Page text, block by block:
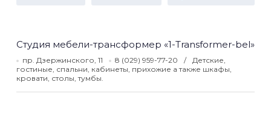
Студия мебели-трансформер «1-Transformer-bel»
пр. Дзержинского, 11 8 (029) 959-77-20
Детские,
гостиные, спальни, кабинеты, прихожие а также шкафы,
кровати, столы, тумбы.